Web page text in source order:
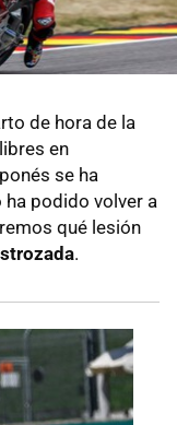
de hora de la
en
se ha
ha podido volver a
qué lesión
.